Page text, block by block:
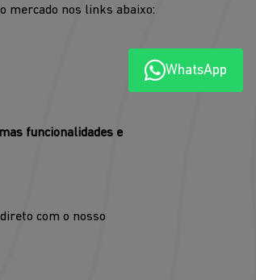
mercado nos links abaixo:
funcionalidades e
com o nosso
WhatsApp